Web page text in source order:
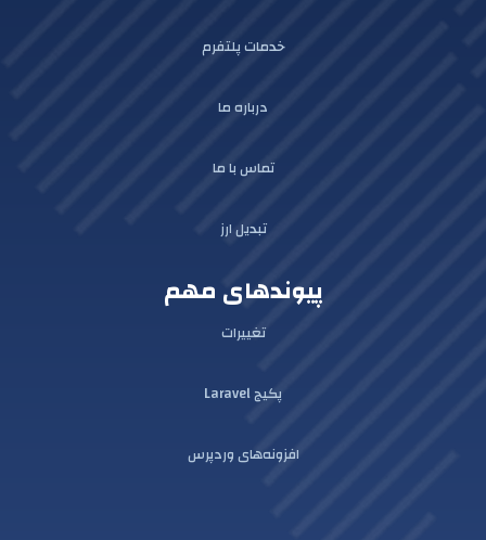
خدمات پلتفرم
درباره ما
تماس با ما
تبدیل ارز
پیوندهای مهم
تغییرات
پکیج Laravel
افزونه‌های وردپرس